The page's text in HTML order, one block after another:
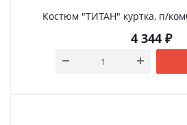
Костюм "ТИТАН" куртка, п/
4 344₽